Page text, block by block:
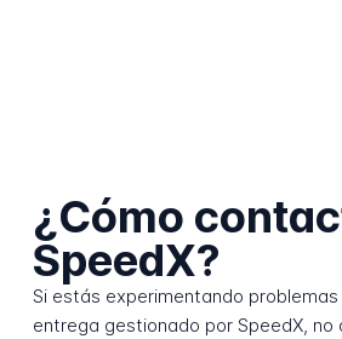
¿Cómo
SpeedX?
Si estás experimentando
entrega gestionado por SpeedX,